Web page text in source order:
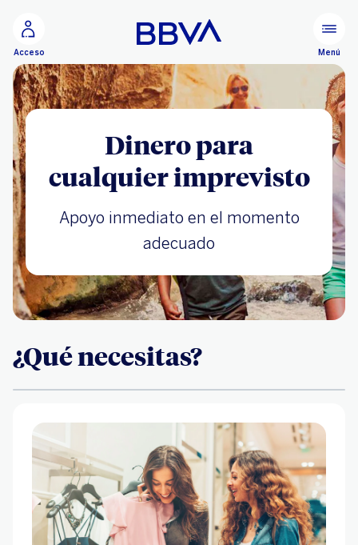
Acceso Menú
Dinero para
cualquier imprevisto
Apoyo inmediato en el momento
adecuado
¿Qué necesitas?